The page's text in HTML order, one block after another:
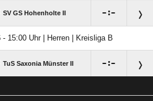
SV GS Hohenholte II :
15:00 Uhr | Herren | Kreisliga B
TuS Saxonia Münster II :